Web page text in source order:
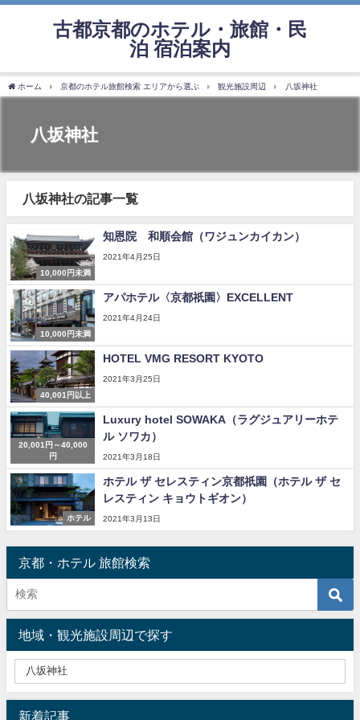
古都京都のホテル・旅館・民
泊 宿泊案内
ホーム 京都のホテル旅館検索 エリアから選ぶ 観光施設周辺 八坂神社
八坂神社
八坂神社の記事一覧
10,000円未満
知恩院 和順会館（ワジュンカイカン）
2021年4月25日
10,000円未満
アパホテル〈京都祇園〉EXCELLENT
2021年4月24日
40,001円以上
HOTEL VMG RESORT KYOTO
2021年3月25日
20,001円～40,000
円
Luxury hotel SOWAKA（ラグジュアリーホテ
ル ソワカ）
2021年3月18日
ホテル
ホテル ザ セレスティン京都祇園（ホテル ザ セ
レスティン キョウトギオン）
2021年3月13日
京都・ホテル 旅館検索
地域・観光施設周辺で探す
新着記事